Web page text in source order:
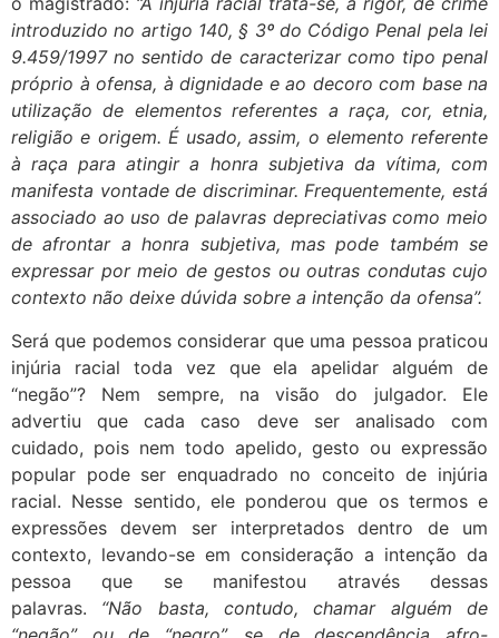
introduzido no artigo 140, § 3º do Código Penal pela lei
9.459/1997 no sentido de caracterizar como tipo penal
próprio à ofensa, à dignidade e ao decoro com base na
utilização de elementos referentes a raça, cor, etnia,
religião e origem. É usado, assim, o elemento referente
à raça para atingir a honra subjetiva da vítima, com
manifesta vontade de discriminar. Frequentemente, está
associado ao uso de palavras depreciativas como meio
de afrontar a honra subjetiva, mas pode também se
expressar por meio de gestos ou outras condutas cujo
contexto não deixe dúvida sobre a intenção da ofensa”.
Será que podemos considerar que uma pessoa praticou
injúria racial toda vez que ela apelidar alguém de
“negão”? Nem sempre, na visão do julgador. Ele
advertiu que cada caso deve ser analisado com
cuidado, pois nem todo apelido, gesto ou expressão
popular pode ser enquadrado no conceito de injúria
racial. Nesse sentido, ele ponderou que os termos e
expressões devem ser interpretados dentro de um
contexto, levando-se em consideração a intenção da
pessoa que se manifestou através dessas
palavras. “Não basta, contudo, chamar alguém de